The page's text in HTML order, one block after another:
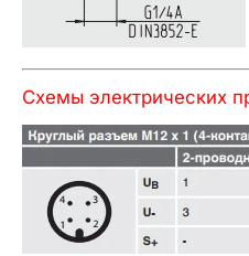
Схемы электрических